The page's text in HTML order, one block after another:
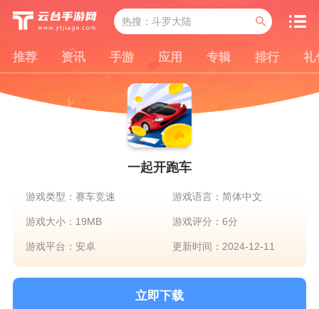
推荐 资讯 手游 应用 专辑 排行 礼
一起开跑车
游戏类型：赛车竞速 游戏语言：简体中文
游戏大小：19MB 游戏评分：6分
游戏平台：安卓 更新时间：2024-12-11
立即下载